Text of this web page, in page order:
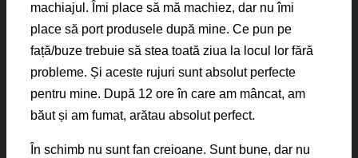
machiajul. Îmi place să mă machiez, dar nu îmi
place să port produsele după mine. Ce pun pe
față/buze trebuie să stea toată ziua la locul lor fără
probleme. Și aceste rujuri sunt absolut perfecte
pentru mine. După 12 ore în care am mâncat, am
băut și am fumat, arătau absolut perfect.
În schimb nu sunt fan creioane. Sunt bune, dar nu